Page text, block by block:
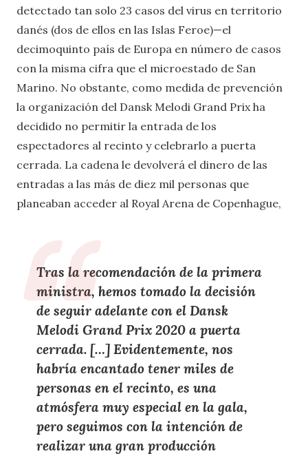
detectado tan solo 23 casos del virus en territorio
danés (dos de ellos en las Islas Feroe)—el
decimoquinto país de Europa en número de casos
con la misma cifra que el microestado de San
Marino. No obstante, como medida de prevención
la organización del Dansk Melodi Grand Prix ha
decidido no permitir la entrada de los
espectadores al recinto y celebrarlo a puerta
cerrada. La cadena le devolverá el dinero de las
entradas a las más de diez mil personas que
planeaban acceder al Royal Arena de Copenhague,
Tras la recomendación de la primera
ministra, hemos tomado la decisión
de seguir adelante con el Dansk
Melodi Grand Prix 2020 a puerta
cerrada. […] Evidentemente, nos
habría encantado tener miles de
personas en el recinto, es una
atmósfera muy especial en la gala,
pero seguimos con la intención de
realizar una gran producción